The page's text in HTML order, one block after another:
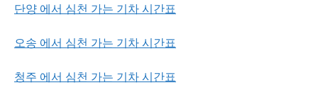
단양 에서 심천 가는 기차 시간표
오송 에서 심천 가는 기차 시간표
청주 에서 심천 가는 기차 시간표